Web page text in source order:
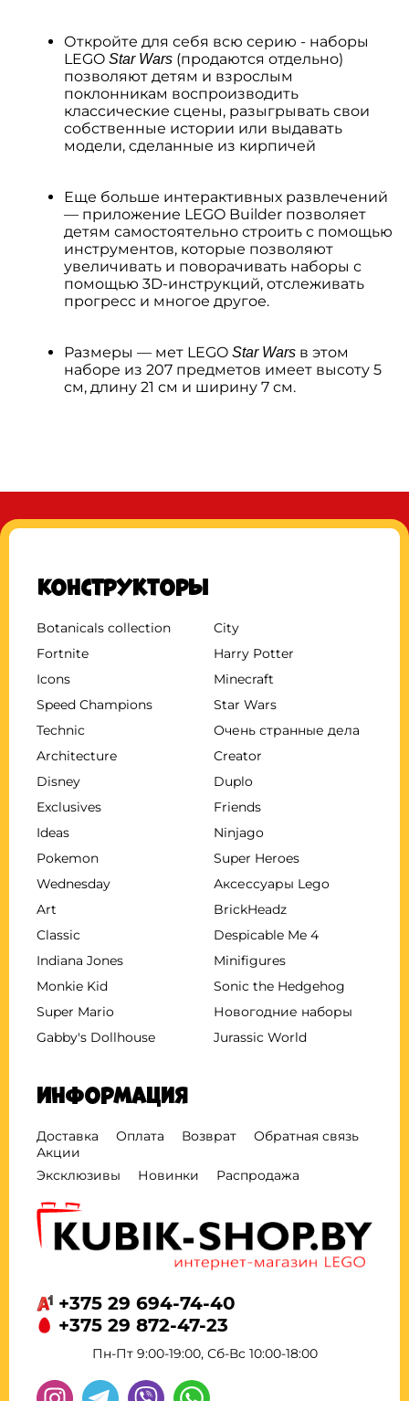
Откройте для себя всю серию - наборы
LEGO Star Wars (продаются отдельно)
позволяют детям и взрослым
поклонникам воспроизводить
классические сцены, разыгрывать свои
собственные истории или выдавать
модели, сделанные из кирпичей
Еще больше интерактивных развлечений
— приложение LEGO Builder позволяет
детям самостоятельно строить с помощью
инструментов, которые позволяют
увеличивать и поворачивать наборы с
помощью 3D-инструкций, отслеживать
прогресс и многое другое.
Размеры — мет LEGO Star Wars в этом
наборе из 207 предметов имеет высоту 5
см, длину 21 см и ширину 7 см.
Конструкторы
Botanicals collection
City
Fortnite
Harry Potter
Icons
Minecraft
Speed Champions
Star Wars
Technic
Очень странные дела
Architecture
Creator
Disney
Duplo
Exclusives
Friends
Ideas
Ninjago
Pokemon
Super Heroes
Wednesday
Аксессуары Lego
Art
BrickHeadz
Classic
Despicable Me 4
Indiana Jones
Minifigures
Monkie Kid
Sonic the Hedgehog
Super Mario
Новогодние наборы
Gabby's Dollhouse
Jurassic World
Информация
Доставка Оплата Возврат
Обратная связь
Акции
Эксклюзивы
Новинки Распродажа
+375 29 694-74-40
+375 29 872-47-23
Пн-Пт 9:00-19:00, Сб-Вс 10:00-18:00